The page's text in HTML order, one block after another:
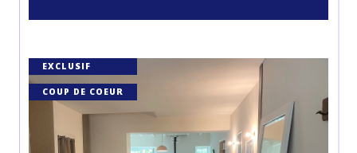
EXCLUSIF
COUP DE COEUR